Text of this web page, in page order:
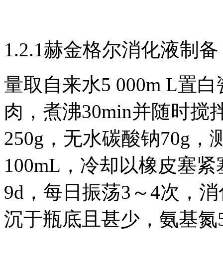
1.2.1赫金格尔消化液制备
量取自来水5 000m L置
肉，煮沸30min并随时
250g，无水碳酸钠70g，
100mL，冷却以橡皮塞
9d，每日振荡3～4次，
沉于瓶底且甚少，氨基